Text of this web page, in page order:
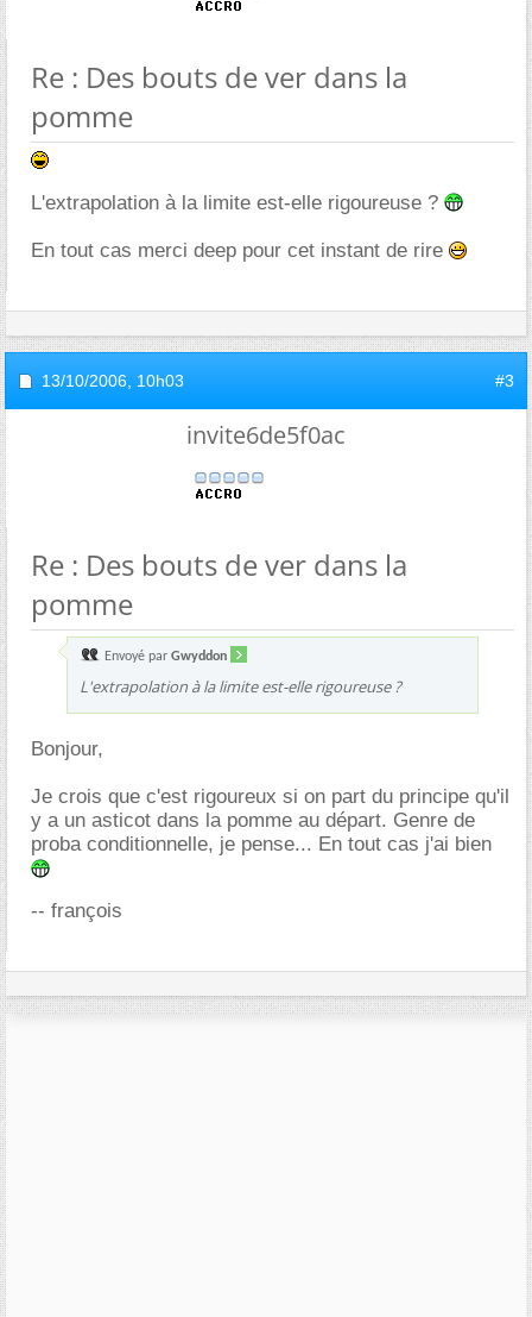
Re : Des bouts de ver dans la
pomme
L'extrapolation à la limite est-elle rigoureuse ?
En tout cas merci deep pour cet instant de rire
13/10/2006, 10h03 #3
invite6de5f0ac
Re : Des bouts de ver dans la
pomme
Envoyé par Gwyddon
L'extrapolation à la limite est-elle rigoureuse ?
Bonjour,
Je crois que c'est rigoureux si on part du principe qu'il
y a un asticot dans la pomme au départ. Genre de
proba conditionnelle, je pense... En tout cas j'ai bien
-- françois